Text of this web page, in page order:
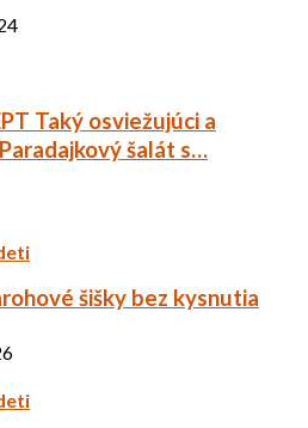
Taký osviežujúci a
šalát s…
šišky bez kysnutia